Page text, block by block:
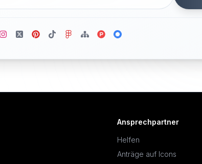
Ansprechpartner
Helfen
Anträge auf Icons